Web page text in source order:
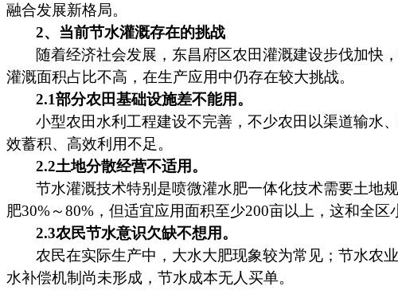
融合发展新格局。
2、当前节水灌溉存在的挑战
随着经济社会发展，东昌府区农田灌溉建设步伐加快
灌溉面积占比不高，在生产应用中仍存在较大挑战。
2.1部分农田基础设施差不能用。
小型农田水利工程建设不完善，不少农田以渠道输水
效蓄积、高效利用不足。
2.2土地分散经营不适用。
节水灌溉技术特别是喷微灌水肥一体化技术需要土地
肥30%～80%，但适宜应用面积至少200亩以上，这和全区
2.3农民节水意识欠缺不想用。
农民在实际生产中，大水大肥现象较为常见；节水农
水补偿机制尚未形成，节水成本无人买单。